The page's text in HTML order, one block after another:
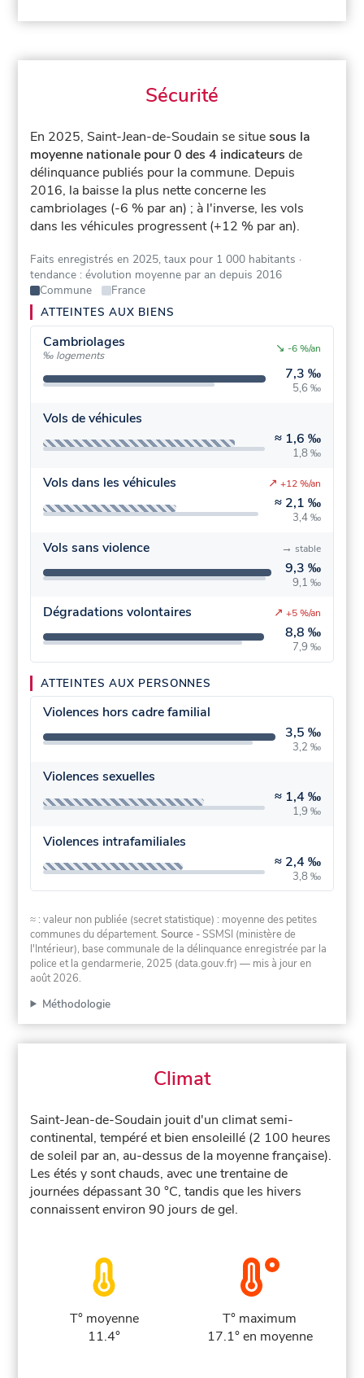
Sécurité
En 2025, Saint-Jean-de-Soudain se situesous la
moyenne nationale pour 0 des 4 indicateurs de
délinquance publiés pour la commune. Depuis
2016, la baisse la plus nette concerne les
cambriolages (-6 % par an) ; à l'inverse, les vols
dans les véhicules progressent (+12 % par an).
Faits enregistrés en 2025, taux pour 1 000 habitants ·
tendance : évolution moyenne par an depuis 2016
Commune
France
ATTEINTES AUX BIENS
Cambriolages
‰ logements
7,3 ‰
5,6 ‰
↘ -6 %/an
Vols de véhicules
≈ 1,6 ‰
1,8 ‰
Vols dans les véhicules
≈ 2,1 ‰
3,4 ‰
↗ +12 %/an
Vols sans violence
9,3 ‰
9,1 ‰
→ stable
Dégradations volontaires
8,8 ‰
7,9 ‰
↗ +5 %/an
ATTEINTES AUX PERSONNES
Violences hors cadre familial
3,5 ‰
3,2 ‰
Violences sexuelles
≈ 1,4 ‰
1,9 ‰
Violences intrafamiliales
≈ 2,4 ‰
3,8 ‰
≈ : valeur non publiée (secret statistique) : moyenne des petites
communes du département.Source - SSMSI (ministère de
l'Intérieur), base communale de la délinquance enregistrée par la
police et la gendarmerie, 2025 (data.gouv.fr) — mis à jour en
août 2026.
Méthodologie
Climat
Saint-Jean-de-Soudain jouit d'un climat semi-
continental, tempéré et bien ensoleillé (2 100 heures
de soleil par an, au-dessus de la moyenne française).
Les étés y sont chauds, avec une trentaine de
journées dépassant 30 °C, tandis que les hivers
connaissent environ 90 jours de gel.
T° moyenne
11.4°
T° maximum
17.1° en moyenne